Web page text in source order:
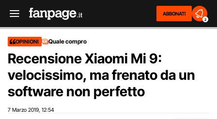
ABBONATI
2
OPINIONI Quale compro
Recensione Xiaomi Mi 9:
velocissimo, ma frenato da un
software non perfetto
7 Marzo 2019 12:54